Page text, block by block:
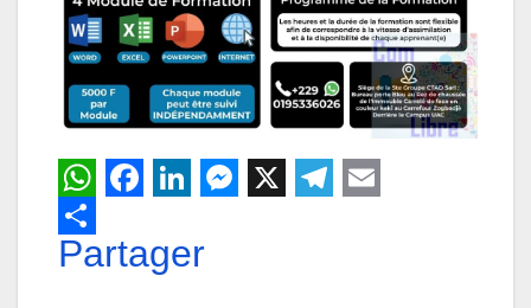
W
h
a
i
e
Partager